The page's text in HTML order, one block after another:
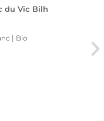
du Vic Bilh
| Bio